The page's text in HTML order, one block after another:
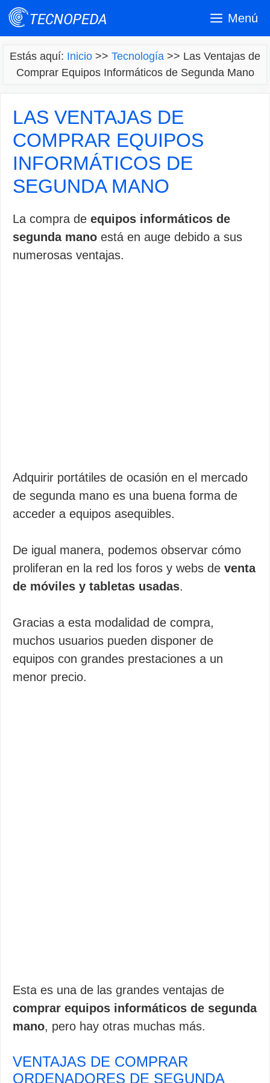
Saltar
Menú
Estás aquí: Inicio >> Tecnología >> Las Ventajas de
Comprar Equipos Informáticos de Segunda Mano
LAS VENTAJAS DE
COMPRAR EQUIPOS
INFORMÁTICOS DE
SEGUNDA MANO
La compra de equipos informáticos de
segunda mano está en auge debido a sus
numerosas ventajas.
Adquirir portátiles de ocasión en el mercado
de segunda mano es una buena forma de
acceder a equipos asequibles.
De igual manera, podemos observar cómo
proliferan en la red los foros y webs de venta
de móviles y tabletas usadas.
Gracias a esta modalidad de compra,
muchos usuarios pueden disponer de
equipos con grandes prestaciones a un
menor precio.
Esta es una de las grandes ventajas de
comprar equipos informáticos de segunda
mano, pero hay otras muchas más.
VENTAJAS DE COMPRAR
ORDENADORES DE SEGUNDA